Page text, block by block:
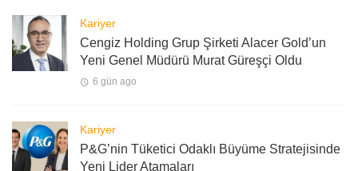
Kariyer
Cengiz Holding Grup Şirketi Alacer Gold’un
Yeni Genel Müdürü Murat Güreşçi Oldu
6 gün ago
Kariyer
P&G’nin Tüketici Odaklı Büyüme Stratejisinde
Yeni Lider Atamaları